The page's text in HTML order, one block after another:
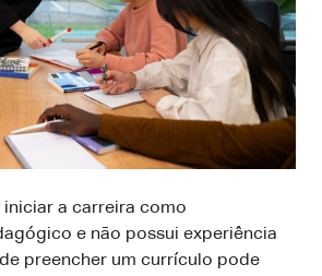
iniciar a carreira como
e não possui experiência
preencher um currículo pode